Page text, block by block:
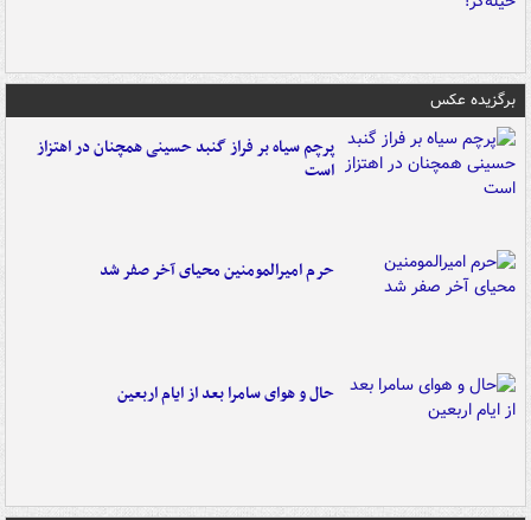
برگزیده عکس
پرچم سیاه بر فراز گنبد حسینی همچنان در اهتزاز
است
حرم امیرالمومنین محیای آخر صفر شد
حال و هوای سامرا بعد از ایام اربعین